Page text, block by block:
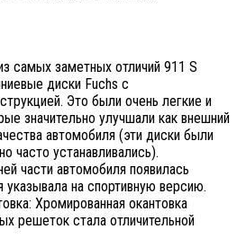
самых заметных отличий 911 S
диски Fuchs с
Это были очень легкие и
значительно улучшали как внешний
автомобиля (эти диски были
часто устанавливались).
части автомобиля появилась
на спортивную версию.
Хромированная окантовка
решеток стала отличительной